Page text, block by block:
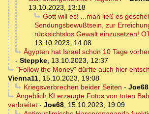
13.10.2023, 13:18
Gott will es! ...man ließ es
Sendungsbewußtsein, zur
rücksichtslos Gewalt einzusetzen!
13.10.2023, 14:08
Ägypten hat Israel schon 10 Tage
- Steppke, 13.10.2023, 12:37
"Follow the Money" dürfte auch hier
Vienna11, 15.10.2023, 19:08
Kriegsverbrechen beider Seiten - Joe68
Angeblich KI erzeugte Fotos von toten
verbreitet - Joe68, 15.10.2023, 19:09